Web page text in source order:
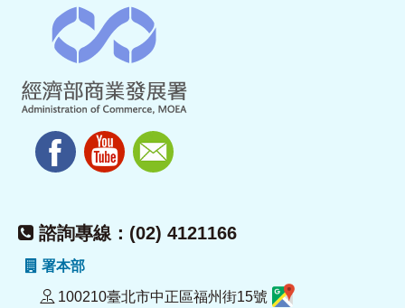
諮詢專線：(02) 4121166
署本部
100210臺北市中正區福州街15號